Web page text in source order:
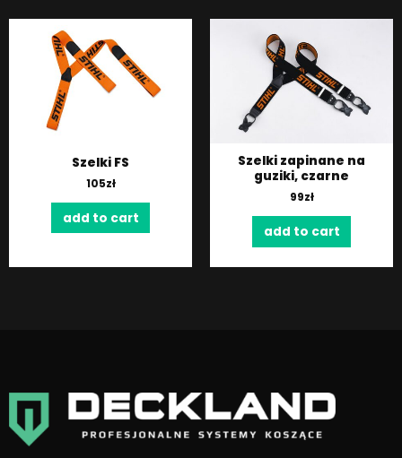
Szelki FS
105zł
add to cart
Szelki zapinane na
guziki, czarne
99zł
add to cart